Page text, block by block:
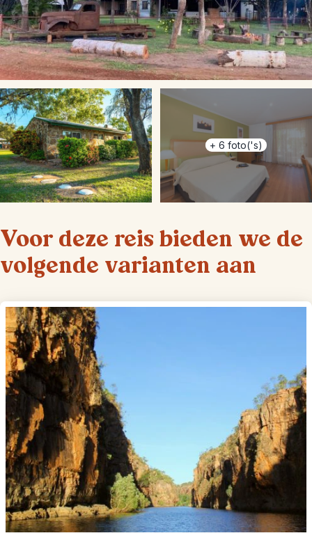
+ 6 foto('s)
Voor deze reis bieden we de
volgende varianten aan